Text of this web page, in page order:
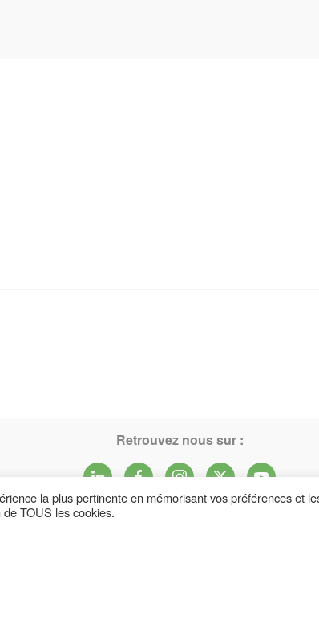
Retrouvez nous sur :
la plus pertinente en mémorisant vos préférences et
TOUS les cookies.